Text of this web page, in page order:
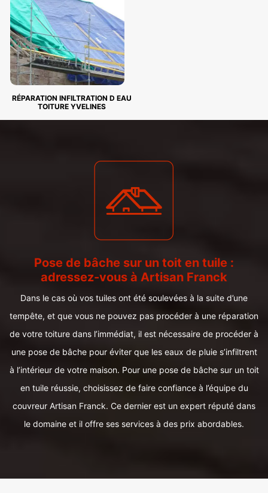
RÉPARATION INFILTRATION D EAU
TOITURE YVELINES
Pose de bâche sur un toit en tuile :
adressez-vous à Artisan Franck
Dans le cas où vos tuiles ont été soulevées à la suite d’une
tempête, et que vous ne pouvez pas procéder à une réparation
de votre toiture dans l’immédiat, il est nécessaire de procéder à
une pose de bâche pour éviter que les eaux de pluie s’infiltrent
à l’intérieur de votre maison. Pour une pose de bâche sur un toit
en tuile réussie, choisissez de faire confiance à l’équipe du
couvreur Artisan Franck. Ce dernier est un expert réputé dans
le domaine et il offre ses services à des prix abordables.